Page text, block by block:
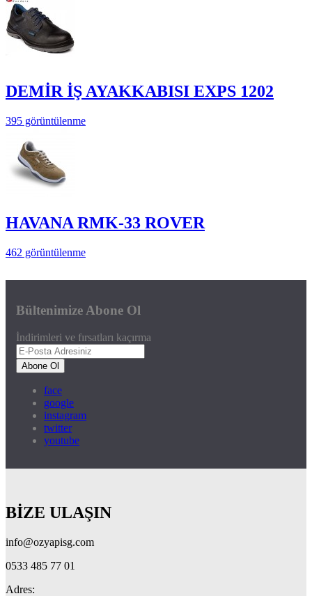
DEMİR İŞ AYAKKABISI EXPS 1202
395 görüntülenme
HAVANA RMK-33 ROVER
462 görüntülenme
Bültenimize Abone Ol
İndirimleri ve fırsatları kaçırma
Abone Ol
face
google
instagram
twitter
youtube
BİZE ULAŞIN
info@ozyapisg.com
0533 485 77 01
Adres: